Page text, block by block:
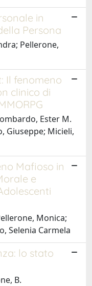
in
Persona
Pellerone,
Il fenomeno
clinico di
Ester M.
Giuseppe; Micieli,
Mafioso in
e
Monica;
Selenia Carmela
lo stato
B.